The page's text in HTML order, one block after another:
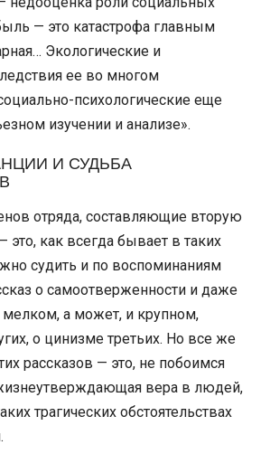
— это катастрофа главным
Экологические и
ее во многом
психологические еще
изучении и анализе».
И СУДЬБА
отряда, составляющие вторую
это, как всегда бывает в таких
судить и по воспоминаниям
о самоотверженности и даже
мелком, а может, и крупном,
о цинизме третьих. Но все же
рассказов — это, не побоимся
вера в людей,
трагических обстоятельствах